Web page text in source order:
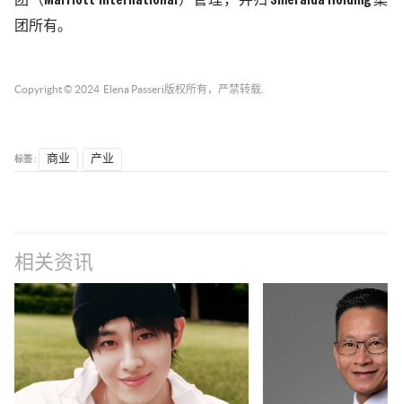
团所有。
Copyright © 2024 Elena Passeri 版权所有，严禁转载.
标签 : 商业 产业
相关资讯